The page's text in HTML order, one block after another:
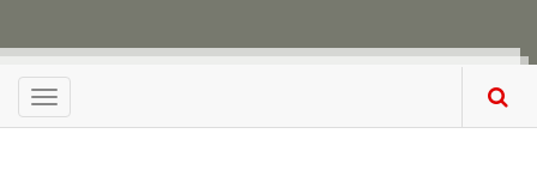
Menu